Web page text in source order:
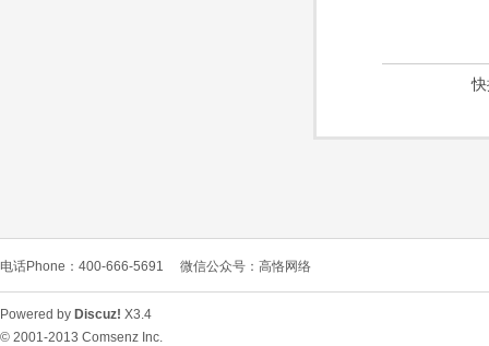
电话Phone：400-666-5691 微信公众号：高恪网络
Powered by Discuz! X3.4
© 2001-2013 Comsenz Inc.